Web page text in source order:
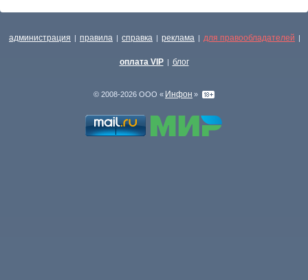
администрация | правила | справка | реклама | для правообладателей |
оплата VIP | блог
© 2008-2026 ООО « Инфон »